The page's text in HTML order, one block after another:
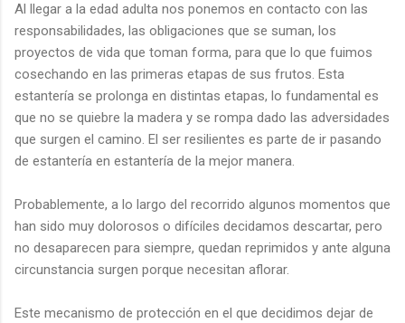
Al llegar a la edad adulta nos ponemos en contacto con las
responsabilidades, las obligaciones que se suman, los
proyectos de vida que toman forma, para que lo que fuimos
cosechando en las primeras etapas de sus frutos. Esta
estantería se prolonga en distintas etapas, lo fundamental es
que no se quiebre la madera y se rompa dado las adversidades
que surgen el camino. El ser resilientes es parte de ir pasando
de estantería en estantería de la mejor manera.
Probablemente, a lo largo del recorrido algunos momentos que
han sido muy dolorosos o difíciles decidamos descartar, pero
no desaparecen para siempre, quedan reprimidos y ante alguna
circunstancia surgen porque necesitan aflorar.
Este mecanismo de protección en el que decidimos dejar de